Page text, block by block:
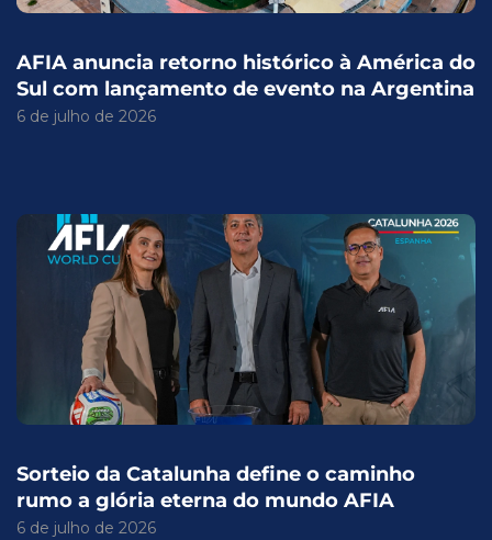
AFIA anuncia retorno histórico à América do
Sul com lançamento de evento na Argentina
6 de julho de 2026
Sorteio da Catalunha define o caminho
rumo a glória eterna do mundo AFIA
6 de julho de 2026